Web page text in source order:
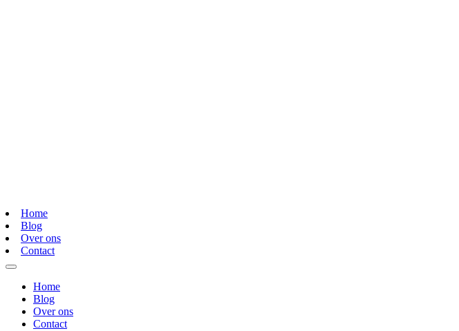
Home
Blog
Over ons
Contact
Home
Blog
Over ons
Contact